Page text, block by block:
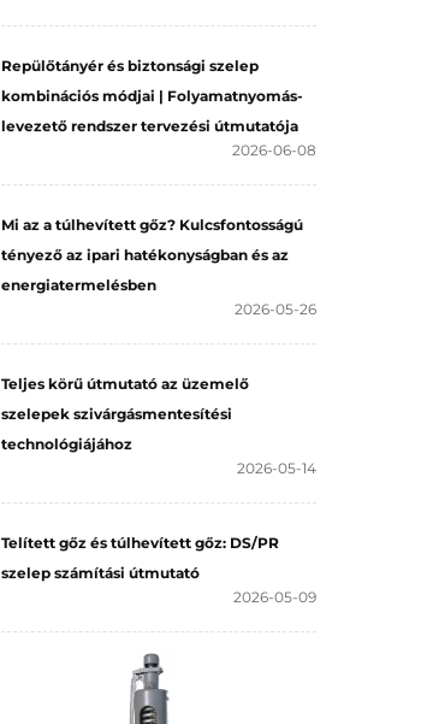
Repülőtányér és biztonsági szelep
kombinációs módjai | Folyamatnyomás-
levezető rendszer tervezési útmutatója
2026-06-08
Mi az a túlhevített gőz? Kulcsfontosságú
tényező az ipari hatékonyságban és az
energiatermelésben
2026-05-26
Teljes körű útmutató az üzemelő
szelepek szivárgásmentesítési
technológiájához
2026-05-14
Telített gőz és túlhevített gőz: DS/PR
szelep számítási útmutató
2026-05-09